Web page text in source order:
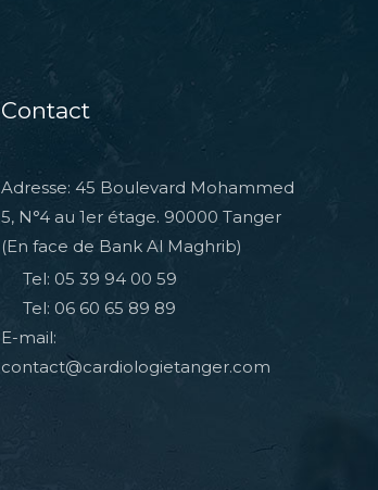
Contact
Adresse: 45 Boulevard Mohammed
5, N°4 au 1er étage. 90000 Tanger
(En face de Bank Al Maghrib)
Tel: 05 39 94 00 59
Tel: 06 60 65 89 89
E-mail:
contact@cardiologietanger.com